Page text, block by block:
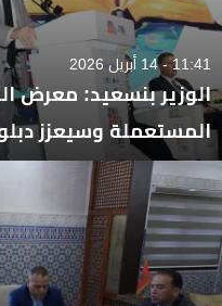
11:41 - 14 أبريل 2026
الوزير بنسعيد: معرض
المستعملة وسيعزز